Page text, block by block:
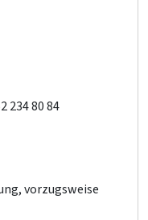
234 80 84
vorzugsweise